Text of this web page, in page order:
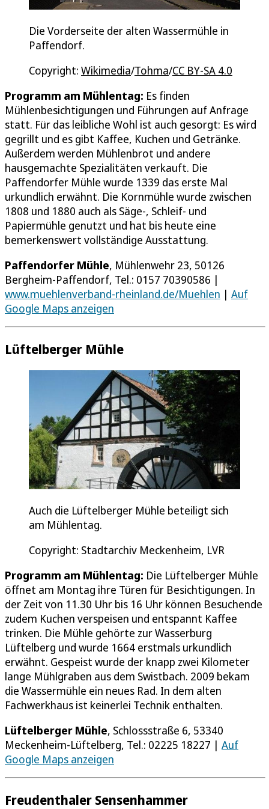
Die Vorderseite der alten Wassermühle in
Paffendorf.
Copyright: Wikimedia/Tohma/CC BY-SA 4.0
Programm am Mühlentag: Es finden
Mühlenbesichtigungen und Führungen auf Anfrage
statt. Für das leibliche Wohl ist auch gesorgt: Es wird
gegrillt und es gibt Kaffee, Kuchen und Getränke.
Außerdem werden Mühlenbrot und andere
hausgemachte Spezialitäten verkauft. Die
Paffendorfer Mühle wurde 1339 das erste Mal
urkundlich erwähnt. Die Kornmühle wurde zwischen
1808 und 1880 auch als Säge-, Schleif- und
Papiermühle genutzt und hat bis heute eine
bemerkenswert vollständige Ausstattung.
Paffendorfer Mühle, Mühlenwehr 23, 50126
Bergheim-Paffendorf, Tel.: 0157 70390586 |
www.muehlenverband-rheinland.de/Muehlen | Auf
Google Maps anzeigen
Lüftelberger Mühle
Auch die Lüftelberger Mühle beteiligt sich
am Mühlentag.
Copyright: Stadtarchiv Meckenheim, LVR
Programm am Mühlentag: Die Lüftelberger Mühle
öffnet am Montag ihre Türen für Besichtigungen. In
der Zeit von 11.30 Uhr bis 16 Uhr können Besuchende
zudem Kuchen verspeisen und entspannt Kaffee
trinken. Die Mühle gehörte zur Wasserburg
Lüftelberg und wurde 1664 erstmals urkundlich
erwähnt. Gespeist wurde der knapp zwei Kilometer
lange Mühlgraben aus dem Swistbach. 2009 bekam
die Wassermühle ein neues Rad. In dem alten
Fachwerkhaus ist keinerlei Technik enthalten.
Lüftelberger Mühle, Schlossstraße 6, 53340
Meckenheim-­Lüftelberg, Tel.: 02225 ­18227 | Auf
Google Maps anzeigen
Freudenthaler Sensenhammer